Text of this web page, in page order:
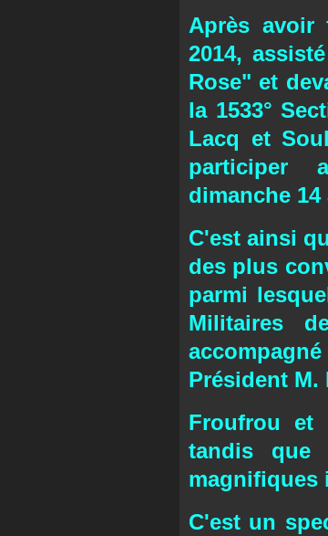
Après avoir
2014,
Rose" et
la 1533°
Lacq et
participer
dimanche 14
C'est ainsi
des plus
parmi
Militaires
Président M.
Froufrou
tandis que
magnifiques
C'est un